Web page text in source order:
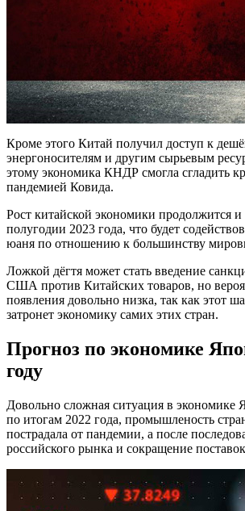
Кроме этого Китай получил доступ к
энергоносителям и другим сырьевым
этому экономика КНДР смогла сгладить
пандемией Ковида.
Рост китайской экономики продолжится
полугодии 2023 года, что будет
юаня по отношению к большинству
Ложкой дёгтя может стать введение
США против Китайских товаров, но
появления довольно низка, так как этот
затронет экономику самих этих стран.
Прогноз по экономике
году
Довольно сложная ситуация в экономике
по итогам 2022 года, промышленость
пострадала от пандемии, а после
российского рынка и сокращение